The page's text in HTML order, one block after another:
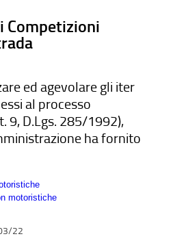
Competizioni
ed agevolare gli iter
al processo
9, D.Lgs. 285/1992),
ha fornito
motoristiche
22